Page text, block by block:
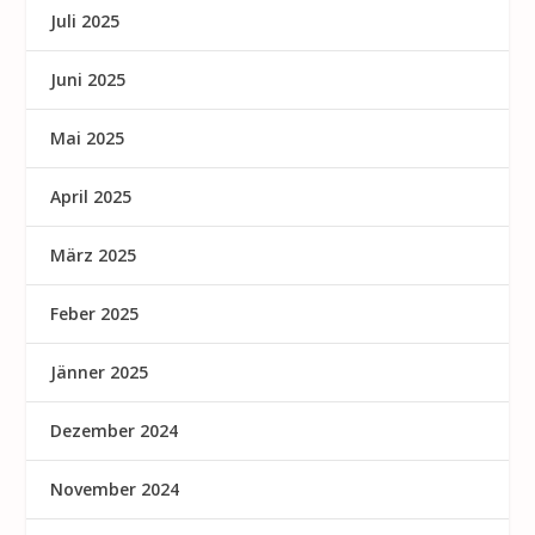
Juli 2025
Juni 2025
Mai 2025
April 2025
März 2025
Feber 2025
Jänner 2025
Dezember 2024
November 2024